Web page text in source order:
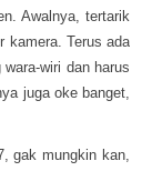
Awalnya, tertarik
kamera. Terus ada
wiri dan harus
juga oke banget,
gak mungkin kan,